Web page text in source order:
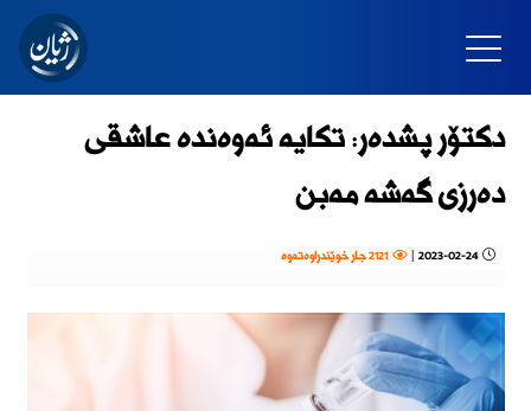
دکتۆر پشدەر: تکایە ئەوەندە عاشقی
دەرزی گەشە مەبن
2023-02-24
| 2121 جار خوێندراوەتەوە